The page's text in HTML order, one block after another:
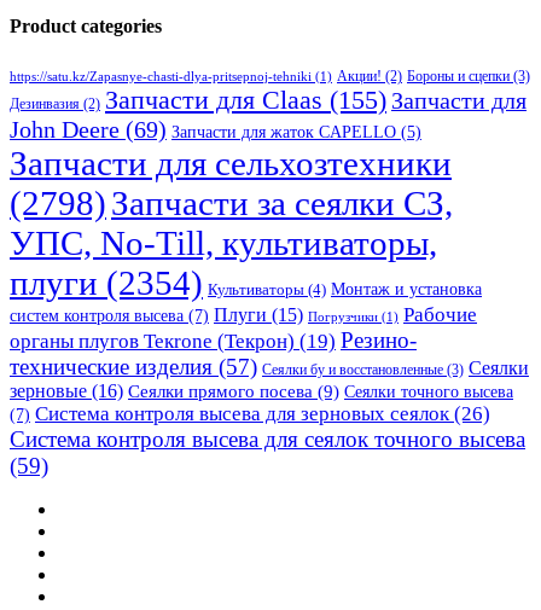
Product categories
https://satu.kz/Zapasnye-chasti-dlya-pritsepnoj-tehniki (1) Акции! (2) Бороны и сцепки (3)
Дезинвазия (2) Запчасти для Claas (155) Запчасти для
John Deere (69) Запчасти для жаток CAPELLO (5)
Запчасти для сельхозтехники
(2798)Запчасти за сеялки СЗ,
УПС, No-Till, культиваторы,
плуги (2354) Культиваторы (4) Монтаж и установка
систем контроля высева (7) Плуги (15) Погрузчики (1) Рабочие
органы плугов Текrоne (Текрон) (19) Резино-
технические изделия (57) Сеялки бу и восстановленные (3) Сеялки
зерновые (16) Сеялки прямого посева (9) Сеялки точного высева
(7) Система контроля высева для зерновых сеялок (26)
Система контроля высева для сеялок точного высева
(59)